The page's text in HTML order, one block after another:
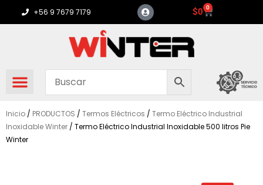
+56 9 7679 7179 $0 0
Carrito
Inicio / PRODUCTOS / Termos Eléctricos / Termo Eléctrico Industrial
Inoxidable Winter / Termo Eléctrico Industrial Inoxidable 500 litros Pie
Winter